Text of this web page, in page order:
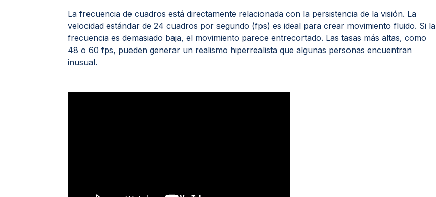
La frecuencia de cuadros está directamente relacionada con la persistencia de la visión. La
velocidad estándar de 24 cuadros por segundo (fps) es ideal para crear movimiento fluido. Si la
frecuencia es demasiado baja, el movimiento parece entrecortado. Las tasas más altas, como
48 o 60 fps, pueden generar un realismo hiperrealista que algunas personas encuentran
inusual.